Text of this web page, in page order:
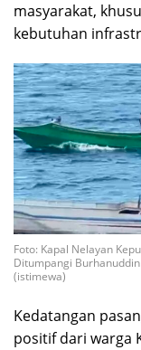
masyarakat,
kebutuhan
Foto: Kapal Nelayan
Ditumpangi
(istimewa)
Kedatangan
positif dari warga